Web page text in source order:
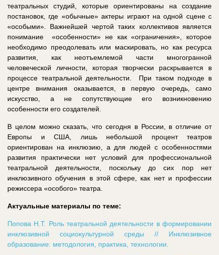
театральных студий, которые ориентированы на создание
постановок, где «обычные» актеры играют на одной сцене с
«особыми». Важнейшей чертой таких коллективов является
понимание «особенности» не как «ограничения», которое
необходимо преодолевать или маскировать, но как ресурса
развития, как неотъемлемой части многогранной
человеческой личности, которая творчески раскрывается в
процессе театральной деятельности. При таком подходе в
центре внимания оказывается, в первую очередь, само
искусство, а не сопутствующие его возникновению
особенности его создателей.
В целом можно сказать, что сегодня в России, в отличие от
Европы и США, лишь небольшой процент театров
ориентирован на инклюзию, а для людей с особенностями
развития практически нет условий для профессиональной
театральной деятельности, поскольку до сих пор нет
инклюзивного обучения в этой сфере, как нет и профессии
режиссера «особого» театра.
Актуальные материалы по теме:
Попова Н.Т. Роль театральной деятельности в формировании
инклюзивной социокультурной среды // Инклюзивное
образование: методология, практика, технологии.